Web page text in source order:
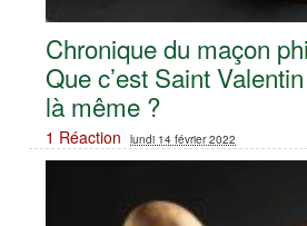
Chronique du maçon
Que c’est Saint
là même ?
1 Réaction lundi 14 février 2022